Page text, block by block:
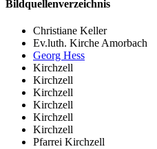
Bildquellenverzeichnis
Christiane Keller
Ev.luth. Kirche Amorbach
Georg Hess
Kirchzell
Kirchzell
Kirchzell
Kirchzell
Kirchzell
Kirchzell
Pfarrei Kirchzell